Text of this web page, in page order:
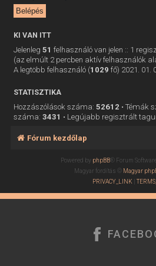
KI VAN ITT
Jelenleg 51 felhasználó van jelen :: 1
(az elmúlt 2 percben aktív felhasználók
A legtöbb felhasználó (1029 fő) 2021. 01.
STATISZTIKA
Hozzászólások száma: 52612 • Témák
száma: 3431 • Legújabb regisztrált
Fórum kezdőlap
Powered by phpBB® Forum
Magyar fordítás © Magyar
PRIVACY_LINK |